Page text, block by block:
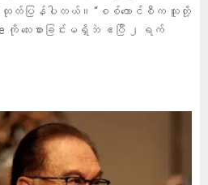
တ်ပြန်ပါတယ်။ “စစ်ကောင်စီက သူတို့
ကို လေးစားခြင်းမရှိဘဲ ဧပြီ ၂ ရက်